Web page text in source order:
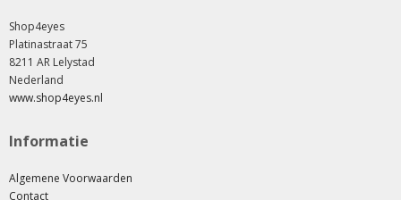
Shop4eyes
Platinastraat 75
8211 AR Lelystad
Nederland
www.shop4eyes.nl
Informatie
Algemene Voorwaarden
Contact